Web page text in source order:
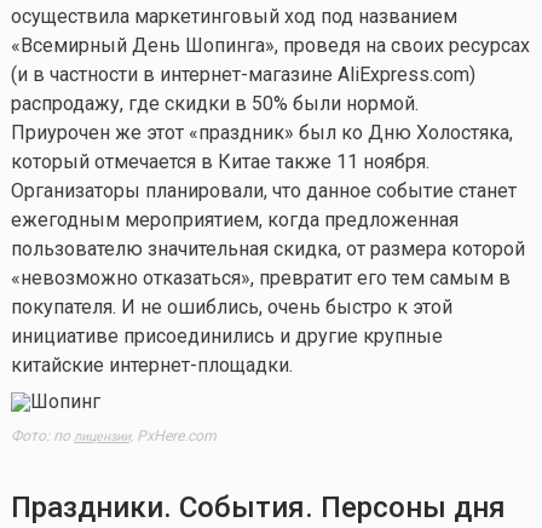
осуществила маркетинговый ход под названием
«Всемирный День Шопинга», проведя на своих ресурсах
(и в частности в интернет-магазине AliExpress.com)
распродажу, где скидки в 50% были нормой.
Приурочен же этот «праздник» был ко Дню Холостяка,
который отмечается в Китае также 11 ноября.
Организаторы планировали, что данное событие станет
ежегодным мероприятием, когда предложенная
пользователю значительная скидка, от размера которой
«невозможно отказаться», превратит его тем самым в
покупателя. И не ошиблись, очень быстро к этой
инициативе присоединились и другие крупные
китайские интернет-площадки.
Фото: по лицензии,PxHere.com
Праздники. События. Персоны дня